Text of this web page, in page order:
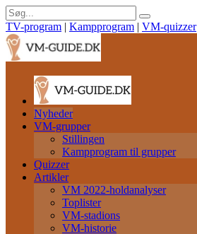
TV-program | Kampprogram | VM-quizzer
Nyheder
VM-grupper
Stillingen
Kampprogram til grupper
Quizzer
Artikler
VM 2022-holdanalyser
Toplister
VM-stadions
VM-historie